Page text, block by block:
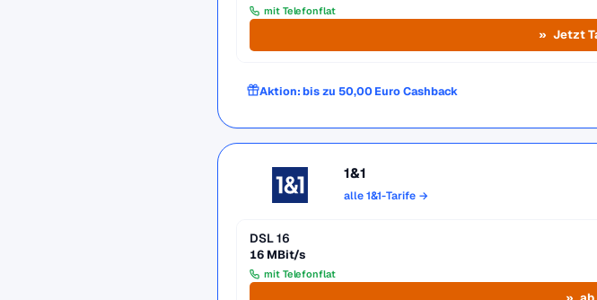
mit Telefonflat
Jetzt
Aktion: bis zu 50,00 Euro Cashback
1&1
alle 1&1-Tarife →
DSL 16
16 MBit/s
mit Telefonflat